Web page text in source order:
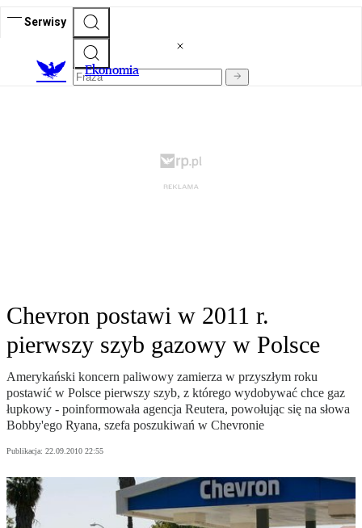
Serwisy
Ekonomia
Chevron postawi w 2011 r.
pierwszy szyb gazowy w Polsce
Amerykański koncern paliwowy zamierza w przyszłym roku
postawić w Polsce pierwszy szyb, z którego wydobywać chce gaz
łupkowy - poinformowała agencja Reutera, powołując się na słowa
Bobby'ego Ryana, szefa poszukiwań w Chevronie
Publikacja: 22.09.2010 22:55